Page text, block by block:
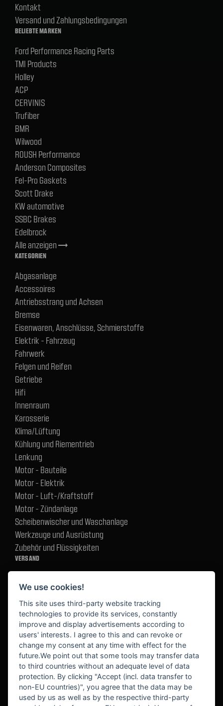
Kontakt
Versand und Zahlungsbedingungen
BELIEBTE MARKEN
Ford Performance Racing Parts
TMI Products
Holley
ACP
CERVINIS
Trufiber
BMR
Wilwood
ROUSH Performance
Anderson Composites
Fel-Pro Gaskets
Scott Drake
KW automotive
SSBC Brakes
Edelbrock
Alle anzeigentrending_flat
KATEGORIEN
Abgasanlage
Accessoires
Antriebsstrang und Achsen
Bremse
Eisenwaren, Anschlüsse, Schmierstoffe
Elektrik - Fahrzeug
Fahrwerk
Felgen und Reifen
Getriebe
Hifi
Innenraum
Karosserie
Klima/Lüftung
Kühlung und Riementrieb
Lenkung
Motor - Bauteile
Motor - Elektrik
Motor - Luft-/Kraftstoff
Motor - Zündanlage
Scheibenwischer und Waschanlage
Werkzeuge und Ausrüstung
Zubehör und Flüssigkeiten
VERSAND
BEKANNT AUS
We use cookies!
This site uses third-party website tracking
technologies to provide its services, constantly
improve and display advertisements according to
users' interests. I agree to this and can revoke or
change my consent at any time with effect for the
future.We point out that some tools may transfer data
to third countries without an adequate level of data
protection. By clicking "Accept (incl. data transfer to
non-EU countries)", you agree that the data may be
used by us as well as by the respective third-party